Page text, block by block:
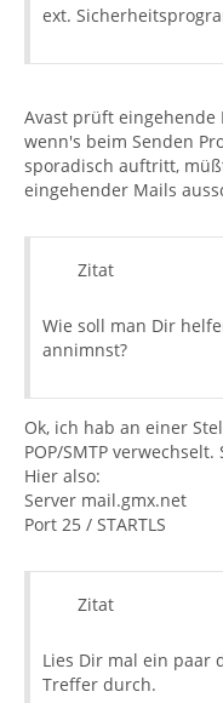
ext.
Avast prüft eingehende
wenn's beim Senden
sporadisch auftritt,
eingehender Mails
Zitat
Wie soll man Dir
annimnst?
Ok, ich hab an einer
POP/SMTP
Hier also:
Server mail.gmx.net
Port 25 / STARTLS
Zitat
Lies Dir mal ein paar
Treffer durch.